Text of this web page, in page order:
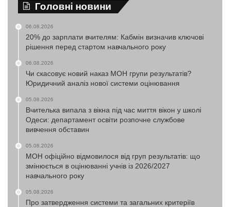
Головні новини
06.08.2026
20% до зарплати вчителям: Кабмін визначив ключові
рішення перед стартом навчального року
06.08.2026
Чи скасовує новий наказ МОН групи результатів?
Юридичний аналіз нової системи оцінювання
05.08.2026
Вчителька випала з вікна під час миття вікон у школі
Одеси: департамент освіти розпочне службове
вивчення обставин
05.08.2026
МОН офіційно відмовилося від груп результатів: що
змінюється в оцінюванні учнів із 2026/2027
навчального року
05.08.2026
Про затвердження системи та загальних критеріїв